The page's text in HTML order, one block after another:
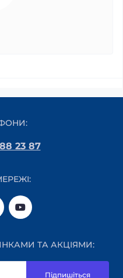
23 87
ТА АКЦІЯМИ:
Підпишіться